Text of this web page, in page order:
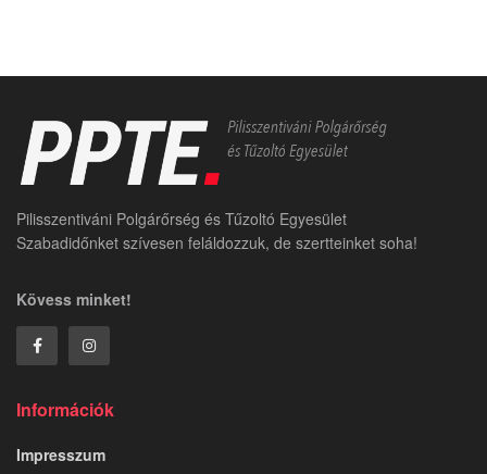
Pilisszentiváni Polgárőrség és Tűzoltó Egyesület
Szabadidőnket szívesen feláldozzuk, de szertteinket soha!
Kövess minket!
Információk
Impresszum